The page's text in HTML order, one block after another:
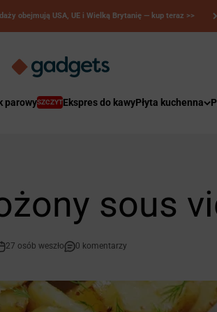
obejmują USA, UE i Wielką Brytanię — kup teraz >>
parowySZCZYTEkspres do kawyPłyta kuchenna
Kerry Gadgets
sous
27 osób weszło 0 komentarzy